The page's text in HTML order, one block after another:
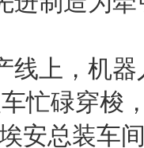
上，机器
忙碌穿梭
安总装车